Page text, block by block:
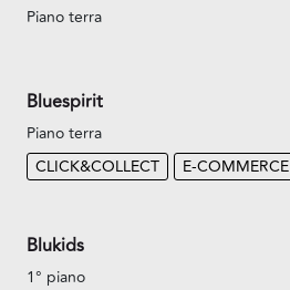
Piano terra
Bluespirit
Piano terra
CLICK&COLLECT
E-COMMERCE
Blukids
1° piano